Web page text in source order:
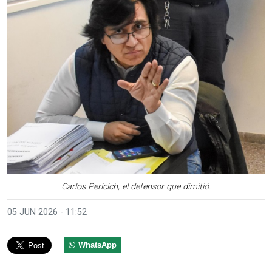
Carlos Pericich, el defensor que dimitió.
05 JUN 2026 - 11:52
WhatsApp